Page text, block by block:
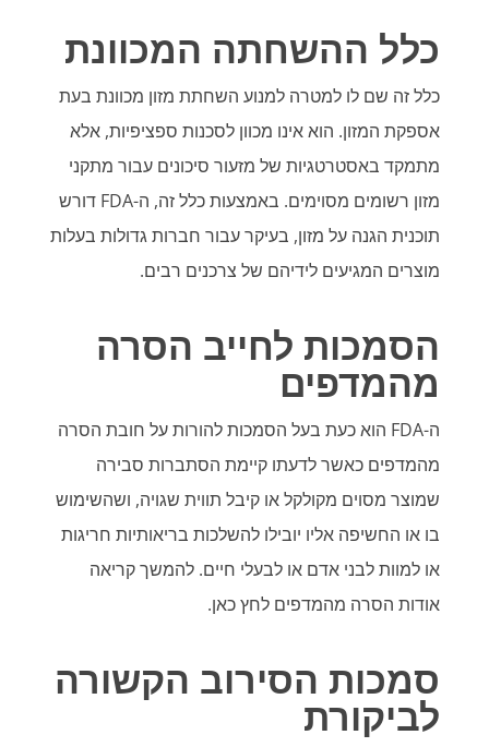
כלל ההשחתה המכוונת
כלל זה שם לו למטרה למנוע השחתת מזון מכוונת בעת
אספקת המזון. הוא אינו מכוון לסכנות ספציפיות, אלא
מתמקד באסטרטגיות של מזעור סיכונים עבור מתקני
מזון רשומים מסוימים. באמצעות כלל זה, ה-FDA דורש
תוכנית הגנה על מזון, בעיקר עבור חברות גדולות בעלות
מוצרים המגיעים לידיהם של צרכנים רבים.
הסמכות לחייב הסרה
מהמדפים
ה-FDA הוא כעת בעל הסמכות להורות על חובת הסרה
מהמדפים כאשר לדעתו קיימת הסתברות סבירה
שמוצר מסוים מקולקל או קיבל תווית שגויה, ושהשימוש
בו או החשיפה אליו יובילו להשלכות בריאותיות חריגות
או למוות לבני אדם או לבעלי חיים. להמשך קריאה
אודות הסרה מהמדפים לחץ כאן.
סמכות הסירוב הקשורה
לביקורת